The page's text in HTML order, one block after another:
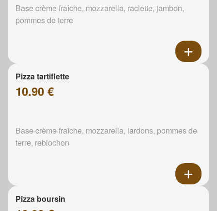
Base crème fraîche, mozzarella, raclette, jambon,
pommes de terre
Pizza tartiflette
10.90 €
Base crème fraîche, mozzarella, lardons, pommes de
terre, reblochon
Pizza boursin